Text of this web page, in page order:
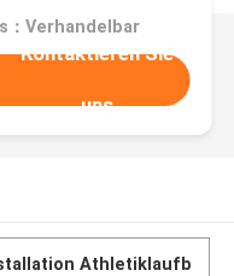
：Verhandelbar
Kontaktieren Sie
uns
Athletiklaufb